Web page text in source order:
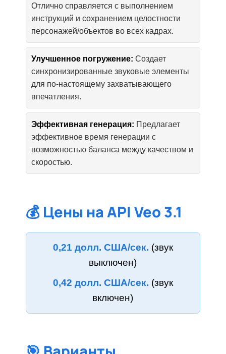
Отлично справляется с выполнением
инструкций и сохранением целостности
персонажей/объектов во всех кадрах.
Улучшенное погружение: Создает
синхронизированные звуковые элементы
для по-настоящему захватывающего
впечатления.
Эффективная генерация: Предлагает
эффективное время генерации с
возможностью баланса между качеством и
скоростью.
💰 Цены на API Veo 3.1
0,21 долл. США/сек. (звук
выключен)
0,42 долл. США/сек. (звук
включен)